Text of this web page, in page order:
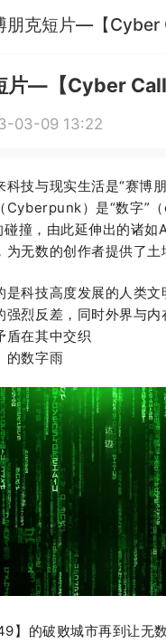
片—【Cyber
03-09 13:22
科技与现实生活是“赛博
Cyberpunk）是“数字”
撞，由此延伸出的诸如
为无数的创作者提供了土
是科技高度发展的人类文
强烈反差，同时外界与内
盾在其中交织
的数字雨
】的破败城市再到让无